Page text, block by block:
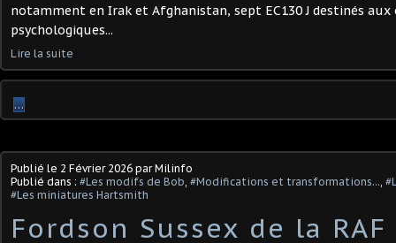
notamment en Irak et Afghanistan, sept EC130 J destinés
psychologiques...
Lire la suite
…
Publié le 2 Février 2026 par Milinfo
Publié dans : #Les modifs de Bob, #Modifications et transformations...,
#Les miniatures Hartsmith
Fordson Sussex de la